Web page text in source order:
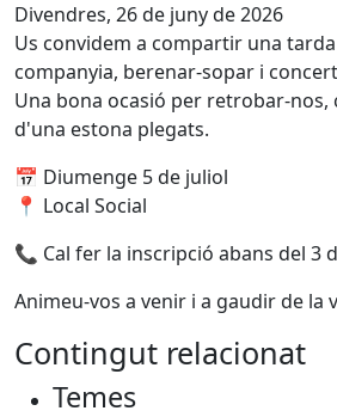
Divendres, 26 de juny de 2026
Us convidem a compartir una
companyia, berenar-sopar i
Una bona ocasió per retrobar-
d'una estona plegats.
📅 Diumenge 5 de juliol
📍 Local Social
📞 Cal fer la inscripció abans del 3
Animeu-vos a venir i a gaudir de la
Contingut relacionat
Temes